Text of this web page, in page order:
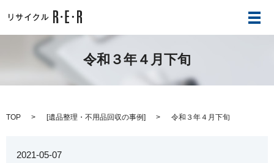
メ
令和３年４月下旬
TOP [遺品整理・不用品回収の事例] 令和３年４月下旬
2021-05-07